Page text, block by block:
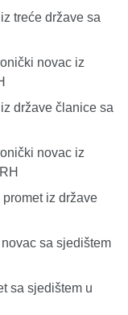
treće države sa
novac iz
države članice sa
novac iz
iz države
sa sjedištem
sa sjedištem u